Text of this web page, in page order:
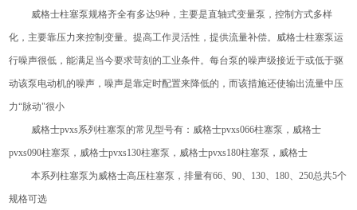
威格士柱塞泵规格齐全有多达9种，主要是直轴式变量泵，控制方式多样
化，主要靠压力来控制变量。提高工作灵活性，提供流量补偿。威格士柱塞泵运
行噪声很低，能满足当今要求苛刻的工业条件。每台泵的噪声级接近于或低于驱
动该泵电动机的噪声，噪声是靠定时配置来降低的，而该措施还使输出流量中压
力“脉动"很小
威格士pvxs系列柱塞泵的常见型号有：威格士pvxs066柱塞泵，威格士
pvxs090柱塞泵，威格士pvxs130柱塞泵，威格士pvxs180柱塞泵，威格士
本系列柱塞泵为威格士高压柱塞泵，排量有66、90、130、180、250总共5个
规格可选